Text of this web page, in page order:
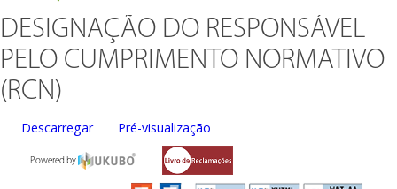
DESIGNAÇÃO DO RESPONSÁVEL
PELO CUMPRIMENTO NORMATIVO
(RCN)
Descarregar Pré-visualização
Powered by